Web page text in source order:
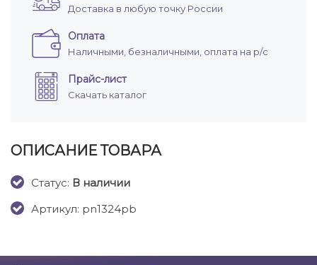
Доставка в любую точку России
Оплата
Наличными, безналичными, оплата на р/с
Прайс-лист
Скачать каталог
ОПИСАНИЕ ТОВАРА
Cтатус: В наличии
Артикул: pn1324pb